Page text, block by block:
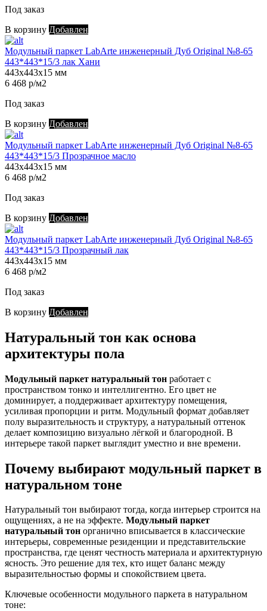
Под заказ
В корзину Добавлен
Модульный паркет LabArte инженерный Дуб Original №8-65
443*443*15/3 лак Хани
443х443х15 мм
6 468 р/м2
Под заказ
В корзину Добавлен
Модульный паркет LabArte инженерный Дуб Original №8-65
443*443*15/3 Прозрачное масло
443х443х15 мм
6 468 р/м2
Под заказ
В корзину Добавлен
Модульный паркет LabArte инженерный Дуб Original №8-65
443*443*15/3 Прозрачный лак
443х443х15 мм
6 468 р/м2
Под заказ
В корзину Добавлен
Натуральный тон как основа
архитектуры пола
Модульный паркет натуральный тон работает с
пространством тонко и интеллигентно. Его цвет не
доминирует, а поддерживает архитектуру помещения,
усиливая пропорции и ритм. Модульный формат добавляет
полу выразительность и структуру, а натуральный оттенок
делает композицию визуально лёгкой и благородной. В
интерьере такой паркет выглядит уместно и вне времени.
Почему выбирают модульный паркет в
натуральном тоне
Натуральный тон выбирают тогда, когда интерьер строится на
ощущениях, а не на эффекте. Модульный паркет
натуральный тон органично вписывается в классические
интерьеры, современные резиденции и представительские
пространства, где ценят честность материала и архитектурную
ясность. Это решение для тех, кто ищет баланс между
выразительностью формы и спокойствием цвета.
Ключевые особенности модульного паркета в натуральном
тоне: